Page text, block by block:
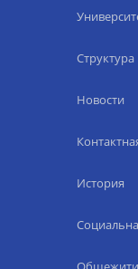
Структура
Новости
История